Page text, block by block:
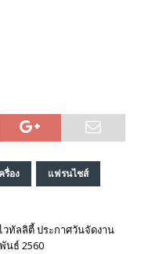
รื่อง แฟรนไชส์
วทัลลิตี้ ประกาศวันจัดงาน
นธ์ 2560